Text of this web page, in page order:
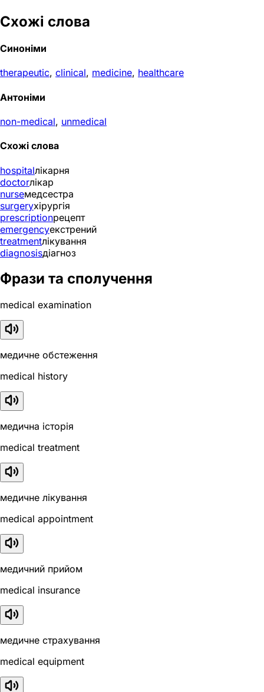
Схожі слова
Синоніми
therapeutic, clinical, medicine, healthcare
Антоніми
non-medical, unmedical
Схожі слова
hospitalлікарня
doctorлікар
nurseмедсестра
surgeryхірургія
prescriptionрецепт
emergencyекстрений
treatmentлікування
diagnosisдіагноз
Фрази та сполучення
medical examination
медичне обстеження
medical history
медична історія
medical treatment
медичне лікування
medical appointment
медичний прийом
medical insurance
медичне страхування
medical equipment